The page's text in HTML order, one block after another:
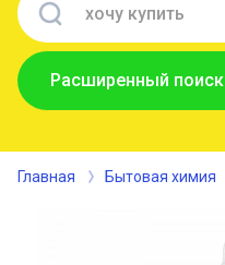
Расширенный поиск
Главная Бытовая химия